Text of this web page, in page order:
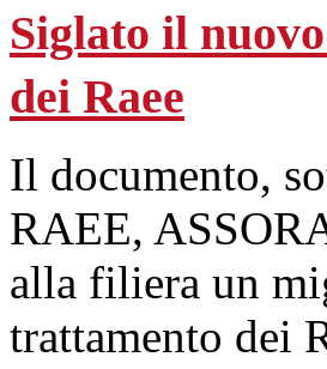
Siglato il
dei Raee
Il documento,
RAEE,
alla filiera un
trattamento dei